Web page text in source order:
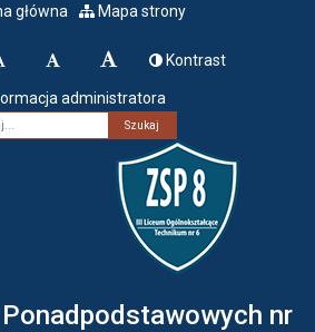
główna Mapa strony
Kontrast
administratora
Ponadpodstawowych nr